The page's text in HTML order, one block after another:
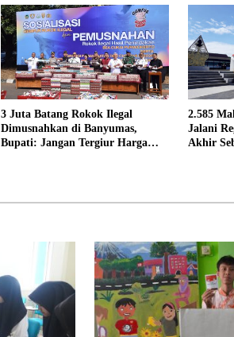
3 Juta Batang Rokok Ilegal
Dimusnahkan di Banyumas,
Bupati: Jangan Tergiur Harga
2.585
Jalani
Akhir